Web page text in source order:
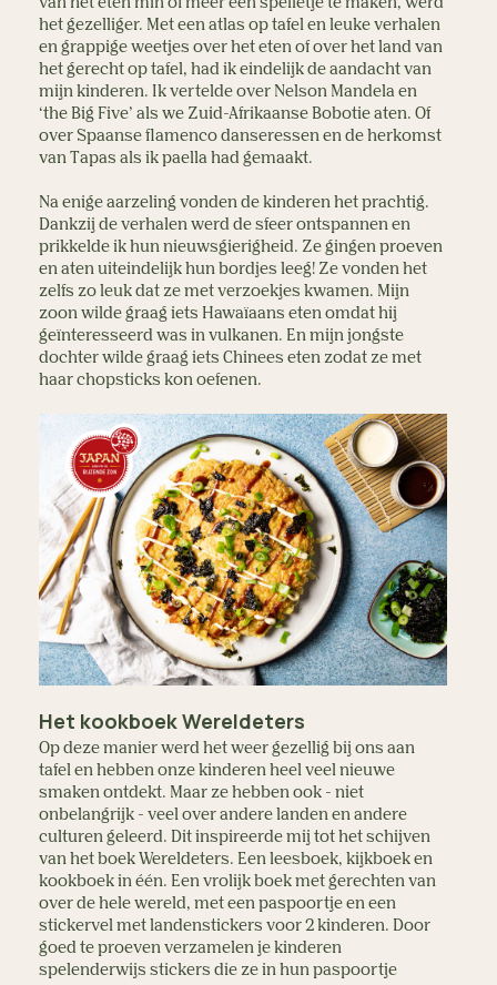
het gezelliger. Met een atlas op tafel en leuke verhalen
en grappige weetjes over het eten of over het land van
het gerecht op tafel, had ik eindelijk de aandacht van
mijn kinderen. Ik vertelde over Nelson Mandela en
‘the Big Five’ als we Zuid-Afrikaanse Bobotie aten. Of
over Spaanse flamenco danseressen en de herkomst
van Tapas als ik paella had gemaakt.
Na enige aarzeling vonden de kinderen het prachtig.
Dankzij de verhalen werd de sfeer ontspannen en
prikkelde ik hun nieuwsgierigheid. Ze gingen proeven
en aten uiteindelijk hun bordjes leeg! Ze vonden het
zelfs zo leuk dat ze met verzoekjes kwamen. Mijn
zoon wilde graag iets Hawaïaans eten omdat hij
geïnteresseerd was in vulkanen. En mijn jongste
dochter wilde graag iets Chinees eten zodat ze met
haar chopsticks kon oefenen.
Het kookboek Wereldeters
Op deze manier werd het weer gezellig bij ons aan
tafel en hebben onze kinderen heel veel nieuwe
smaken ontdekt. Maar ze hebben ook - niet
onbelangrijk - veel over andere landen en andere
culturen geleerd. Dit inspireerde mij tot het schijven
van het boek Wereldeters. Een leesboek, kijkboek en
kookboek in één. Een vrolijk boek met gerechten van
over de hele wereld, met een paspoortje en een
stickervel met landenstickers voor 2 kinderen. Door
goed te proeven verzamelen je kinderen
spelenderwijs stickers die ze in hun paspoortje